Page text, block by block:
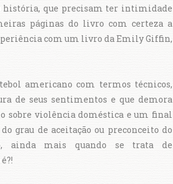
história, que precisam ter intimidade
páginas do livro com certeza a
com um livro da Emily Giffin,
americano com termos técnicos,
de seus sentimentos e que demora
sobre violência doméstica e um final
grau de aceitação ou preconceito do
ainda mais quando se trata de